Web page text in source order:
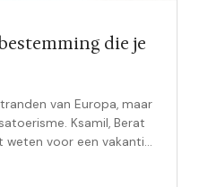
die je
van Europa, maar
Ksamil, Berat
weten voor een vakantie